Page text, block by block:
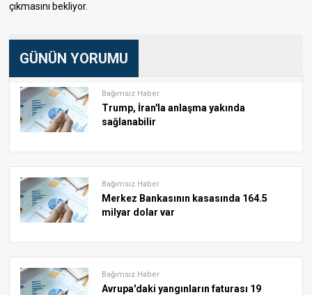
çıkmasını bekliyor.
GÜNÜN YORUMU
Bağımsız Haber
Trump, İran'la anlaşma yakında
sağlanabilir
Bağımsız Haber
Merkez Bankasının kasasında 164.5
milyar dolar var
Bağımsız Haber
Avrupa'daki yangınların faturası 19